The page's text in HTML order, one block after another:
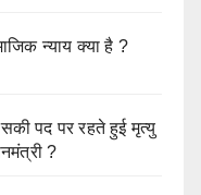
न्याय क्या है ?
पद पर रहते हुई मृत्यु
?